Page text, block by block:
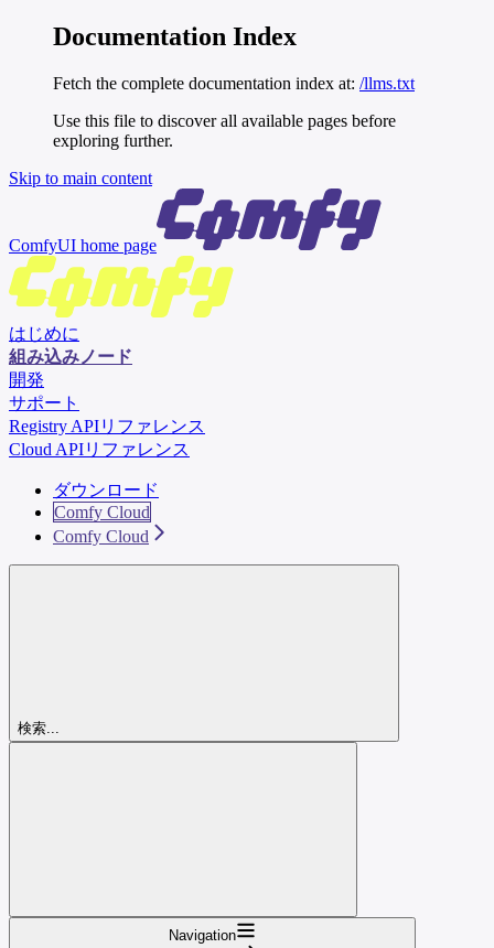
Documentation Index
Fetch the complete documentation index at: /llms.txt
Use this file to discover all available pages before
exploring further.
Skip to main content
ComfyUI home page
はじめに
組み込みノード
開発
サポート
Registry APIリファレンス
Cloud APIリファレンス
ダウンロード
Comfy Cloud
Comfy Cloud
検索...
Navigation